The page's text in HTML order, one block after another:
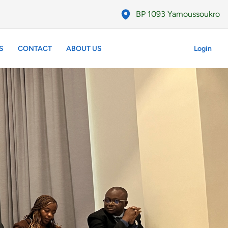
BP 1093 Yamoussoukro
CONTACT ABOUT US Login